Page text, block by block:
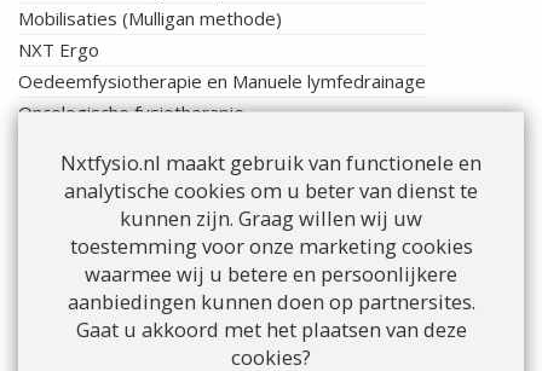
Nxtfysio.nl maakt gebruik van functionele en
analytische cookies om u beter van dienst te
kunnen zijn. Graag willen wij uw
toestemming voor onze marketing cookies
waarmee wij u betere en persoonlijkere
aanbiedingen kunnen doen op partnersites.
Gaat u akkoord met het plaatsen van deze
cookies?
Mobilisaties (Mulligan methode)
NXT Ergo
Oedeemfysiotherapie en Manuele lymfedrainage
Oncologische fysiotherapie
Tape-technieken
Tens (Transcutane Elektro Neuro Stimulatie)
Therapeutisch elastische kousen
Valpreventie
Maak nu uw afspraak bij NXT